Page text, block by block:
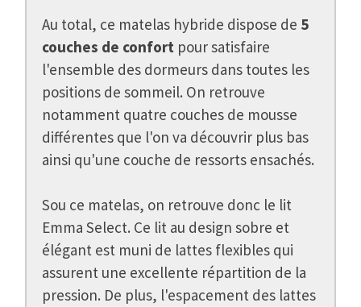
Au total, ce matelas hybride dispose de 5
couches de confort pour satisfaire
l'ensemble des dormeurs dans toutes les
positions de sommeil. On retrouve
notamment quatre couches de mousse
différentes que l'on va découvrir plus bas
ainsi qu'une couche de ressorts ensachés.
Sou ce matelas, on retrouve donc le lit
Emma Select. Ce lit au design sobre et
élégant est muni de lattes flexibles qui
assurent une excellente répartition de la
pression. De plus, l'espacement des lattes